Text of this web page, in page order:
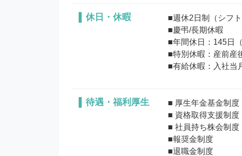
休日・休暇
■週休2日制（シフト
■慶弔/長期休暇
■年間休日：145日
■特別休暇：産前産
待遇・福利厚生
■ 厚生年金基金制度
■ 資格取得支援制度
■ 社員持ち株会制度
■報奨金制度
■退職金制度